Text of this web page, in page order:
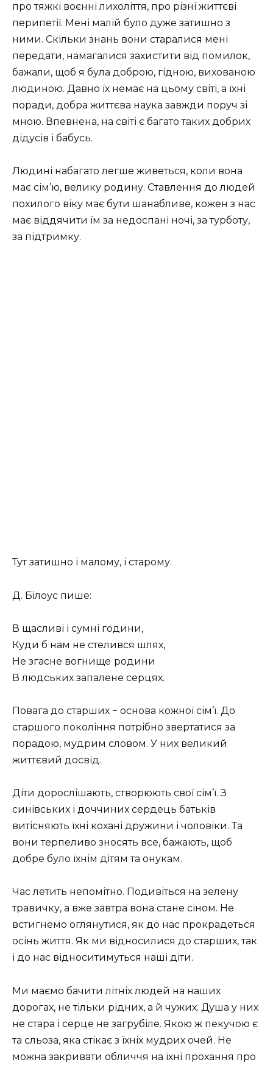
про тяжкі воєнні лихоліття, про різні життєві
перипетії. Мені малій було дуже затишно з
ними. Скільки знань вони старалися мені
передати, намагалися захистити від помилок,
бажали, щоб я була доброю, гідною, вихованою
людиною. Давно їх немає на цьому світі, а їхні
поради, добра життєва наука завжди поруч зі
мною. Впевнена, на світі є багато таких добрих
дідусів і бабусь.
Людині набагато легше живеться, коли вона
має сім’ю, велику родину. Ставлення до людей
похилого віку має бути шанабливе, кожен з нас
має віддячити їм за недоспані ночі, за турботу,
за підтримку.
Тут затишно і малому, і старому.
Д. Білоус пише:
В щасливі і сумні години,
Куди б нам не стелився шлях,
Не згасне вогнище родини
В людських запалене серцях.
Повага до старших − основа кожної сім’ї. До
старшого покоління потрібно звертатися за
порадою, мудрим словом. У них великий
життєвий досвід.
Діти дорослішають, створюють свої сім’ї. З
синівських і доччиних сердець батьків
витісняють їхні кохані дружини і чоловіки. Та
вони терпеливо зносять все, бажають, щоб
добре було їхнім дітям та онукам.
Час летить непомітно. Подивіться на зелену
травичку, а вже завтра вона стане сіном. Не
встигнемо оглянутися, як до нас прокрадеться
осінь життя. Як ми відносилися до старших, так
і до нас відноситимуться наші діти.
Ми маємо бачити літніх людей на наших
дорогах, не тільки рідних, а й чужих. Душа у них
не стара і серце не загрубіле. Якою ж пекучою є
та сльоза, яка стікає з їхніх мудрих очей. Не
можна закривати обличчя на їхні прохання про